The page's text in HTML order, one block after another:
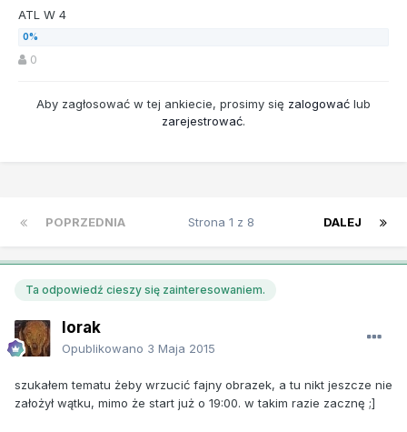
ATL W 4
0
Aby zagłosować w tej ankiecie, prosimy się zalogować lub
zarejestrować.
POPRZEDNIA DALEJ
Strona 1 z 8
Ta odpowiedź cieszy się zainteresowaniem.
lorak
Opublikowano 3 Maja 2015
szukałem tematu żeby wrzucić fajny obrazek, a tu nikt jeszcze nie
założył wątku, mimo że start już o 19:00. w takim razie zacznę ;]